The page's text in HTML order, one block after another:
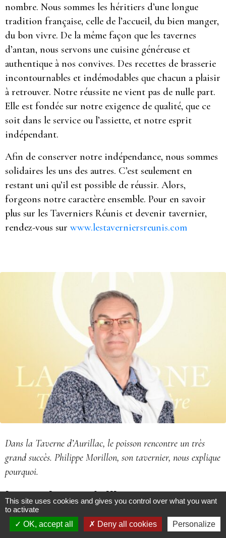
nombre. Nous sommes les héritiers d’une longue
tradition française, celle de l’accueil, du bien manger,
du bon vivre. De la même façon que les tavernes
d’antan, nous servons une cuisine généreuse et
authentique à nos convives. Des recettes de brasserie
incontournables et indémodables que chacun a plaisir
à retrouver. Notre réussite ne vient pas de nulle part.
Elle est fondée sur notre exigence de qualité, que ce
soit dans le service ou l’assiette, et notre esprit
indépendant.
Afin de conserver notre indépendance, nous sommes
solidaires les uns des autres. C’est seulement en
restant uni qu’il est possible de réussir. Alors,
forgeons notre caractère ensemble. Pour en savoir
plus sur les Taverniers Réunis et devenir tavernier,
rendez-vous sur www.lestaverniersreunis.com
Dans la Taverne d’Aurillac, le poisson rencontre un très
grand succès. Philippe Morillon, son tavernier, nous explique
pourquoi.
Le poisson à l’honneur
P.M “On fait beaucoup de poissons. En particulier, on a
un excellent risotto de fruits de mer. Comme toutes les
This site uses cookies and gives you control over what you want
to activate
OK, accept all
Deny all cookies Personalize